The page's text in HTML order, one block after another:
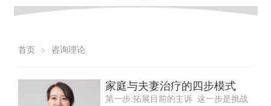
首页 > 咨询理论
家庭与夫妻治疗的四步模式
第一步:拓展目前的主诉 这一步是挑战